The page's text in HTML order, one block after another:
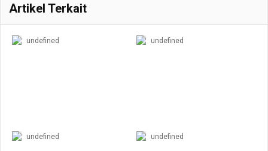
Artikel Terkait
undefined undefined
undefined undefined